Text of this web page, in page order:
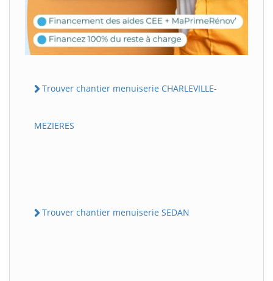
Trouver chantier menuiserie CHARLEVILLE-
MEZIERES
Trouver chantier menuiserie SEDAN